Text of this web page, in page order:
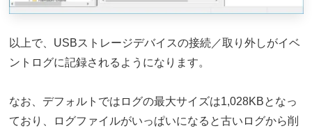
以上で、USBストレージデバイスの接続／取り外しがイベ
ントログに記録されるようになります。
なお、デフォルトではログの最大サイズは1,028KBとなっ
ており、ログファイルがいっぱいになると古いログから削